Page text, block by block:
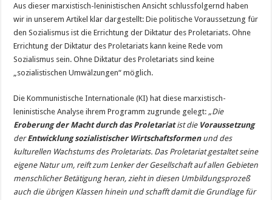
Aus dieser marxistisch-leninistischen Ansicht schlussfolgernd haben
wir in unserem Artikel klar dargestellt: Die politische Voraussetzung für
den Sozialismus ist die Errichtung der Diktatur des Proletariats. Ohne
Errichtung der Diktatur des Proletariats kann keine Rede vom
Sozialismus sein. Ohne Diktatur des Proletariats sind keine
„sozialistischen Umwälzungen“ möglich.
Die Kommunistische Internationale (KI) hat diese marxistisch-
leninistische Analyse ihrem Programm zugrunde gelegt: „Die
Eroberung der Macht durch das Proletariatist dieVoraussetzung
derEntwicklung sozialistischer Wirtschaftsformenund des
kulturellen Wachstums des Proletariats. Das Proletariat gestaltet seine
eigene Natur um, reift zum Lenker der Gesellschaft auf allen Gebieten
menschlicher Betätigung heran, zieht in diesen Umbildungsprozeß
auch die übrigen Klassen hinein und schafft damit die Grundlage für